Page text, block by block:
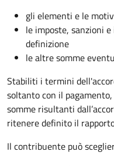
gli elementi e le
le imposte, sanzioni
definizione
le altre somme
Stabiliti i termini
soltanto con il
somme risultanti
ritenere definito il
Il contribuente può